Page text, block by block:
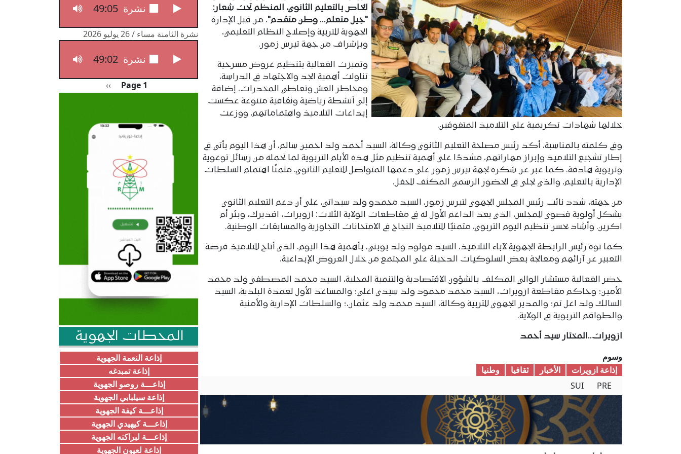
الخاص بالتعليم الثانوي، المنظم تحت شعار:
"جيل متعلم... وطن متقدم"، من قبل الإدارة
الجهوية للتربية وإصلاح النظام التعليمي،
وبإشراف من جهة تيرس زمور.
وتميزت الفعالية بتنظيم عروض مسرحية
تناولت أهمية الجد والاجتهاد في الدراسة،
ومخاطر الغش وتعاطي المخدرات، إضافة
إلى أنشطة رياضية وثقافية متنوعة عكست
إبداعات التلاميذ واهتماماتهم، ووزعت
خلالها شهادات تكريمية على التلاميذ المتفوقين.
وفي كلمته بالمناسبة، أكد رئيس مصلحة التعليم الثانوي وكالة، السيد أحمد ولد احمين سالم، أن هذا اليوم يأتي في
إطار تشجيع التلاميذ وإبراز مهاراتهم، مشددًا على أهمية تنظيم مثل هذه الأيام التربوية لما تحمله من رسائل توعوية
وتربوية هادفة. كما عبر عن شكره لجهة تيرس زمور على دعمها المتواصل للتعليم الثانوي، مثمنًا اهتمام السلطات
الإدارية بالتعليم، والذي تجلى في الحضور الرسمي المكثف للحفل.
من جهته، شدد نائب رئيس المجلس الجهوي لتيرس زمور، السيد محمدو ولد سيداتي، على أن دعم التعليم الثانوي
يشكل أولوية قصوى للمجلس، الذي يعد الداعم الأول له في مقاطعات الولاية الثلاث: ازويرات، افديرك، وبئر أم
اكرين. وأشاد بحسن تنظيم اليوم التربوي، متمنيًا للتلاميذ النجاح في الامتحانات التجاوزية والمسابقات الوطنية.
كما نوه رئيس الرابطة الجهوية لآباء التلاميذ، السيد مولود ولد بوبني، بأهمية هذا اليوم، الذي أتاح للتلاميذ فرصة
التعبير عن آرائهم ومعالجة بعض السلوكيات الدخيلة على المجتمع من خلال العروض الإبداعية.
حضر الفعالية مستشار الوالي المكلف بالشؤون الاقتصادية والتنمية المحلية، السيد محمد المصطفى ولد محمد
الأمين؛ وحاكم مقاطعة ازويرات، السيد محمد محمود ولد سيدي اعلي؛ والمساعد الأول لعمدة البلدية، السيد
السالك ولد اعل تم؛ والمدير الجهوي للتربية وكالة، السيد محمد ولد عثمان،؛ والسلطات الإدارية والأمنية
والطواقم التربوية في الولاية.
ازويرات..المختار سيد أحمد
وسوم
إذاعة ازويرات
الأخبار ثقافیا
وطنیا
PRE
SUI
نشرة الثامنة مساء / 27 يوليو 2026
49:05
نشرة الثامنة مساء / 26 يوليو 2026
نشرة الثامنة مساء / 26 يوليو 2026
49:02
Pagination
Page 1 الصفحة التالية
››
المحطات الجهوية
إذاعة النعمة الجهوية
إذاعة تمبدغه
إذاعـــة روصو الجهوية
إذاعة سيلبابي الجهوية
إذاعـــة كيفة الجهوية
إذاعـــة كيهيدي الجهوية
إذاعـــة لبراكنه الجهوية
إذاعة لعيون الجهوية